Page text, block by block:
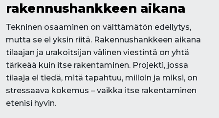
rakennushankkeen aikana
Tekninen osaaminen on välttämätön edellytys,
mutta se ei yksin riitä. Rakennushankkeen aikana
tilaajan ja urakoitsijan välinen viestintä on yhtä
tärkeää kuin itse rakentaminen. Projekti, jossa
tilaaja ei tiedä, mitä tapahtuu, milloin ja miksi, on
stressaava kokemus – vaikka itse rakentaminen
etenisi hyvin.